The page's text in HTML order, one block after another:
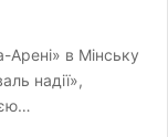
в Мінську
надії»,